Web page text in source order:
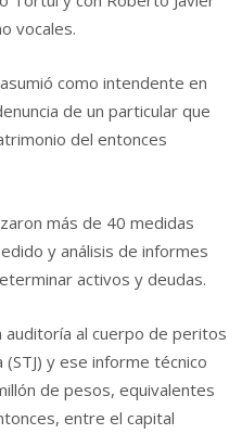
vocales.
como intendente en
de un particular que
del entonces
más de 40 medidas
y análisis de informes
activos y deudas.
al cuerpo de peritos
y ese informe técnico
de pesos, equivalentes
entre el capital